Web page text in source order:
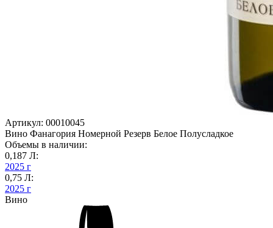
Артикул: 00010045
Вино Фанагория Номерной Резерв Белое Полусладкое
Объемы в наличии:
0,187 Л:
2025 г
0,75 Л:
2025 г
Вино